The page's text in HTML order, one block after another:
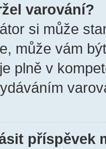
varování?
si může
může vám
plně v
příspěvek